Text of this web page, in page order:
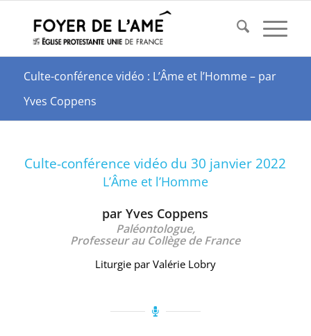
Culte-conférence vidéo : L’Âme et l’Homme – par
Yves Coppens
Culte-conférence vidéo du 30 janvier 2022
L’Âme et l’Homme
par Yves Coppens
Paléontologue,
Professeur au Collège de France
Liturgie par Valérie Lobry